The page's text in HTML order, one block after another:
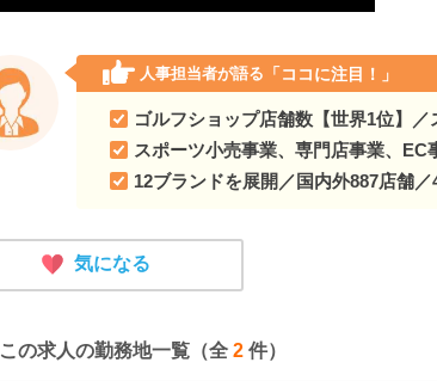
人事担当者が語る 「ココに注目！」
ゴルフショップ店舗数【世界1位】
スポーツ小売事業、専門店事業、
12ブランドを展開／国内外887店舗
気になる
この求人の勤務地一覧（全 2 件）